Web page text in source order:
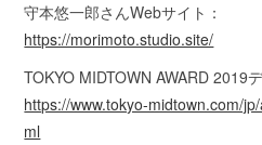
守本悠一郎さんWebサイト：
https://morimoto.studio.site/
TOKYO MIDTOWN AWARD 2019
https://www.tokyo-midtown.com/
ml